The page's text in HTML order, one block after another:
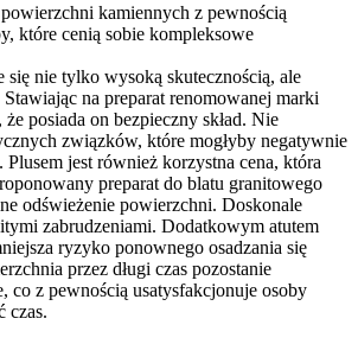
kamiennych z pewnością
które cenią sobie kompleksowe
się nie tylko wysoką skutecznością, ale
na preparat renomowanej marki
posiada on bezpieczny skład. Nie
związków, które mogłyby negatywnie
Plusem jest również korzystna cena, która
preparat do blatu granitowego
odświeżenie powierzchni. Doskonale
zabrudzeniami. Dodatkowym atutem
ryzyko ponownego osadzania się
przez długi czas pozostanie
co z pewnością usatysfakcjonuje osoby
czas.